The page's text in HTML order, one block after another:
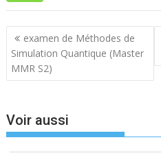
Navigation
de
l’article
examen de Méthodes de
Simulation Quantique (Master
MMR S2)
Voir aussi